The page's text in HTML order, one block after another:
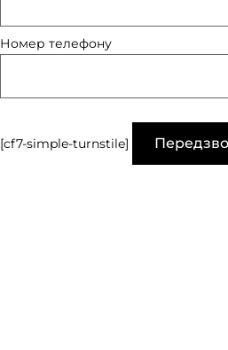
Номер телефону
[cf7-simple-turnstile]